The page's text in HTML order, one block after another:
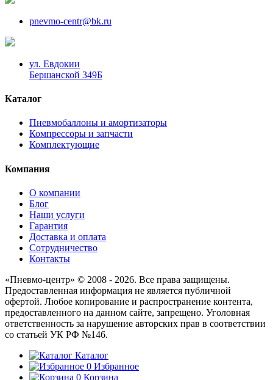
pnevmo-centr@bk.ru
ул. Евдокии
Бершанской 349Б
Каталог
Пневмобаллоны и амортизаторы
Компрессоры и запчасти
Комплектующие
Компания
О компании
Блог
Наши услуги
Гарантия
Доставка и оплата
Сотрудничество
Контакты
«Пневмо-центр» © 2008 - 2026. Все права защищены.
Предоставленная информация не является публичной
офертой. Любое копирование и распространение контента,
предоставленного на данном сайте, запрещено. Уголовная
ответственность за нарушение авторских прав в соответствии
со статьей УК РФ №146.
Каталог
0 Избранное
0 Корзина